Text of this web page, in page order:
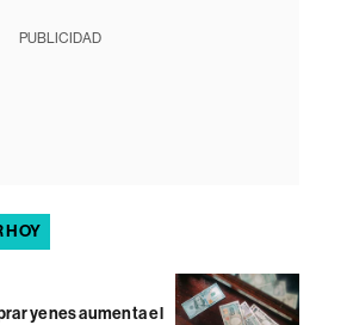
PUBLICIDAD
HOY
yenes aumenta el